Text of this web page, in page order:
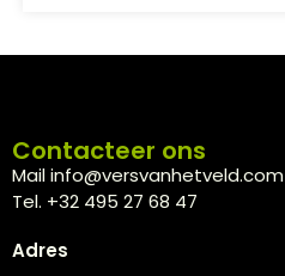
Contacteer ons
Mail info@versvanhetveld.com
Tel. +32 495 27 68 47
Adres